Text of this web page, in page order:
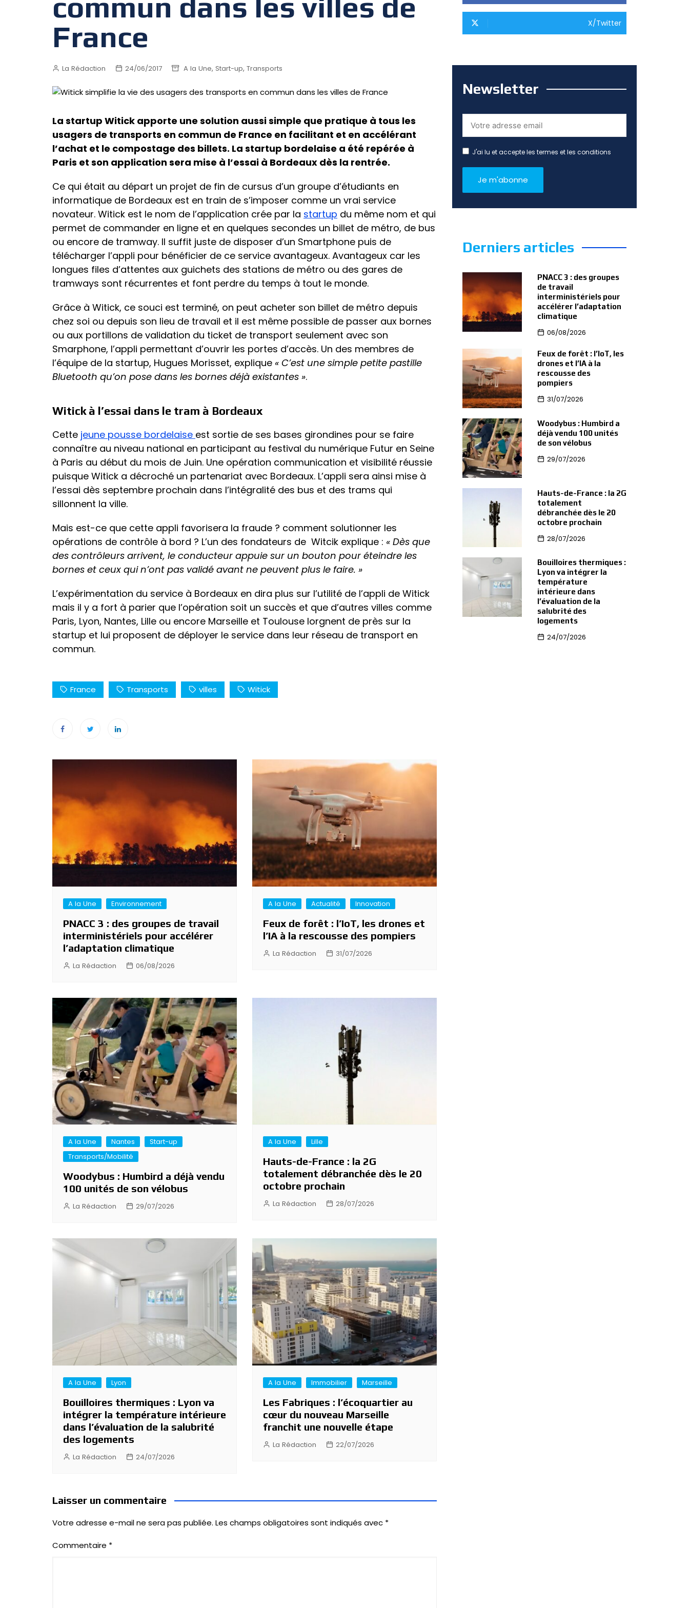
France
La Rédaction 24/06/2017 A la Une, Start-up, Transports
La startup Witick apporte une solution aussi simple que pratique à tous les
usagers de transports en commun de France en facilitant et en accélérant
l’achat et le compostage des billets. La startup bordelaise a été repérée à
Paris et son application sera mise à l’essai à Bordeaux dès la rentrée.
Ce qui était au départ un projet de fin de cursus d’un groupe d’étudiants en
informatique de Bordeaux est en train de s’imposer comme un vrai service
novateur. Witick est le nom de l’application crée par la startup du même nom et qui
permet de commander en ligne et en quelques secondes un billet de métro, de bus
ou encore de tramway. Il suffit juste de disposer d’un Smartphone puis de
télécharger l’appli pour bénéficier de ce service avantageux. Avantageux car les
longues files d’attentes aux guichets des stations de métro ou des gares de
tramways sont récurrentes et font perdre du temps à tout le monde.
Grâce à Witick, ce souci est terminé, on peut acheter son billet de métro depuis
chez soi ou depuis son lieu de travail et il est même possible de passer aux bornes
ou aux portillons de validation du ticket de transport seulement avec son
Smarphone, l’appli permettant d’ouvrir les portes d’accès. Un des membres de
l’équipe de la startup, Hugues Morisset, explique « C’est une simple petite pastille
Bluetooth qu’on pose dans les bornes déjà existantes ».
Witick à l’essai dans le tram à Bordeaux
Cette jeune pousse bordelaise est sortie de ses bases girondines pour se faire
connaître au niveau national en participant au festival du numérique Futur en Seine
à Paris au début du mois de Juin. Une opération communication et visibilité réussie
puisque Witick a décroché un partenariat avec Bordeaux. L’appli sera ainsi mise à
l’essai dès septembre prochain dans l’intégralité des bus et des trams qui
sillonnent la ville.
Mais est-ce que cette appli favorisera la fraude ? comment solutionner les
opérations de contrôle à bord ? L’un des fondateurs de Witcik explique : « Dès que
des contrôleurs arrivent, le conducteur appuie sur un bouton pour éteindre les
bornes et ceux qui n’ont pas validé avant ne peuvent plus le faire. »
L’expérimentation du service à Bordeaux en dira plus sur l’utilité de l’appli de Witick
mais il y a fort à parier que l’opération soit un succès et que d’autres villes comme
Paris, Lyon, Nantes, Lille ou encore Marseille et Toulouse lorgnent de près sur la
startup et lui proposent de déployer le service dans leur réseau de transport en
commun.
France Transports villes Witick
de
l’article
A la Une Environnement
PNACC 3 : des groupes de travail
interministériels pour accélérer
l’adaptation climatique
La Rédaction 06/08/2026
A la Une Actualité Innovation
Feux de forêt : l’IoT, les drones et
l’IA à la rescousse des pompiers
La Rédaction 31/07/2026
A la Une Nantes
Start-up
Transports/Mobilité
Woodybus : Humbird a déjà vendu
100 unités de son vélobus
La Rédaction 29/07/2026
A la Une Lille
Hauts-de-France : la 2G
totalement débranchée dès le 20
octobre prochain
La Rédaction 28/07/2026
A la Une Lyon
Bouilloires thermiques : Lyon va
intégrer la température intérieure
dans l’évaluation de la salubrité
des logements
La Rédaction 24/07/2026
A la Une Immobilier Marseille
Les Fabriques : l’écoquartier au
cœur du nouveau Marseille
franchit une nouvelle étape
La Rédaction 22/07/2026
Laisser un commentaire
Votre adresse e-mail ne sera pas publiée. Les champs obligatoires sont indiqués avec *
Commentaire *
X/Twitter
Newsletter
J'ai lu et accepte les termes et les conditions
Derniers articles
PNACC 3 : des groupes
de travail
interministériels pour
accélérer l’adaptation
climatique
06/08/2026
Feux de forêt : l’IoT, les
drones et l’IA à la
rescousse des
pompiers
31/07/2026
Woodybus : Humbird a
déjà vendu 100 unités
de son vélobus
29/07/2026
Hauts-de-France : la 2G
totalement
débranchée dès le 20
octobre prochain
28/07/2026
Bouilloires thermiques :
Lyon va intégrer la
température
intérieure dans
l’évaluation de la
salubrité des
logements
24/07/2026